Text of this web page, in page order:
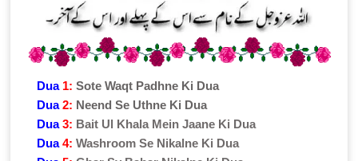
Dua 1: Sote Waqt Padhne Ki Dua
Dua 2: Neend Se Uthne Ki Dua
Dua 3: Bait Ul Khala Mein Jaane Ki Dua
Dua 4: Washroom Se Nikalne Ki Dua